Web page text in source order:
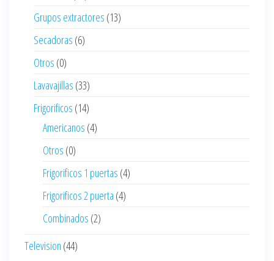
Grupos extractores (13)
Secadoras (6)
Otros (0)
Lavavajillas (33)
Frigorificos (14)
Americanos (4)
Otros (0)
Frigorificos 1 puertas (4)
Frigorificos 2 puerta (4)
Combinados (2)
Television (44)